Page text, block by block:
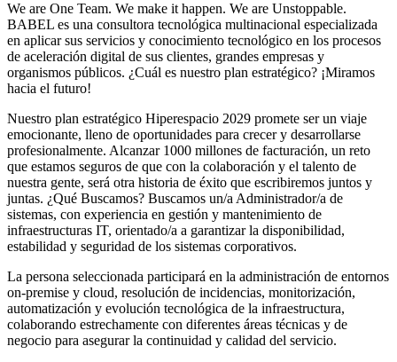
We are One Team. We make it happen. We are Unstoppable.
BABEL es una consultora tecnológica multinacional especializada
en aplicar sus servicios y conocimiento tecnológico en los procesos
de aceleración digital de sus clientes, grandes empresas y
organismos públicos. ¿Cuál es nuestro plan estratégico? ¡Miramos
hacia el futuro!
Nuestro plan estratégico Hiperespacio 2029 promete ser un viaje
emocionante, lleno de oportunidades para crecer y desarrollarse
profesionalmente. Alcanzar 1000 millones de facturación, un reto
que estamos seguros de que con la colaboración y el talento de
nuestra gente, será otra historia de éxito que escribiremos juntos y
juntas. ¿Qué Buscamos? Buscamos un/a Administrador/a de
sistemas, con experiencia en gestión y mantenimiento de
infraestructuras IT, orientado/a a garantizar la disponibilidad,
estabilidad y seguridad de los sistemas corporativos.
La persona seleccionada participará en la administración de entornos
on-premise y cloud, resolución de incidencias, monitorización,
automatización y evolución tecnológica de la infraestructura,
colaborando estrechamente con diferentes áreas técnicas y de
negocio para asegurar la continuidad y calidad del servicio.